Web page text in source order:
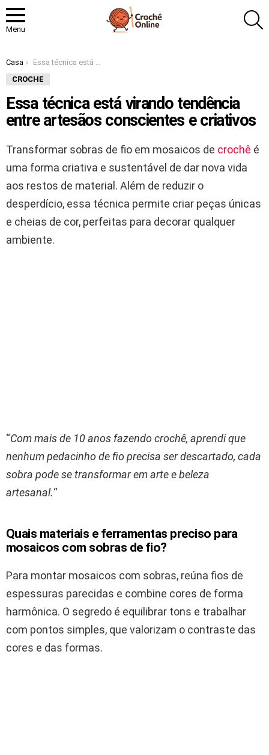
Menu
Você está aqui:
Casa
Essa técnica está virando tendência entre artesãos conscientes e criativos
CROCHE
Essa técnica está virando tendência
entre artesãos conscientes e criativos
Transformar sobras de fio em mosaicos de crochê é
uma forma criativa e sustentável de dar nova vida
aos restos de material. Além de reduzir o
desperdício, essa técnica permite criar peças únicas
e cheias de cor, perfeitas para decorar qualquer
ambiente.
“Com mais de 10 anos fazendo crochê, aprendi que
nenhum pedacinho de fio precisa ser descartado, cada
sobra pode se transformar em arte e beleza
artesanal.“
Quais materiais e ferramentas preciso para
mosaicos com sobras de fio?
Para montar mosaicos com sobras, reúna fios de
espessuras parecidas e combine cores de forma
harmônica. O segredo é equilibrar tons e trabalhar
com pontos simples, que valorizam o contraste das
cores e das formas.